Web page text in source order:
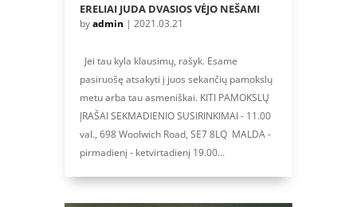
ERELIAI JUDA DVASIOS VĖJO NEŠAMI
byadmin | 2021.03.21
Jei tau kyla klausimų, rašyk. Esame
pasiruošę atsakyti į juos sekančių pamokslų
metu arba tau asmeniškai. KITI PAMOKSLŲ
ĮRAŠAI SEKMADIENIO SUSIRINKIMAI - 11.00
val., 698 Woolwich Road, SE7 8LQ MALDA -
pirmadienį - ketvirtadienį 19.00...